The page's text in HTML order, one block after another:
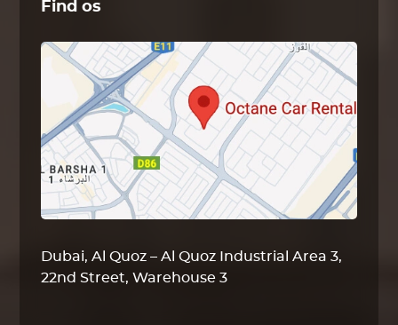
Find os
Dubai, Al Quoz – Al Quoz Industrial Area 3,
22nd Street, Warehouse 3